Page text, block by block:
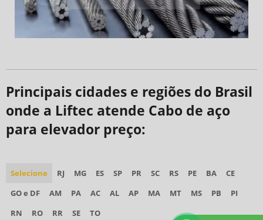
Principais cidades e regiões do Brasil
onde a Liftec atende Cabo de aço
para elevador preço:
Selecione RJ MG ES SP PR SC RS PE BA
CE
GO e DF
AM PA AC AL AP MA MT MS PB
PI
RN
RO RR SE TO